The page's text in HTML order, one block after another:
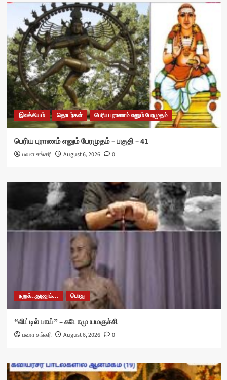
இலக்கியம் தொடர்கள் பெரிய புராணம் எனும் பேரமுதம்
பெரிய புராணம் எனும் பேரமுதம் – பகுதி – 41
பவள சங்கரி August 6, 2026 0
நறுக்..துணுக்... பொது
“லிட்டில் பாய்” – சுடோமு யமகுச்சி
பவள சங்கரி August 6, 2026 0